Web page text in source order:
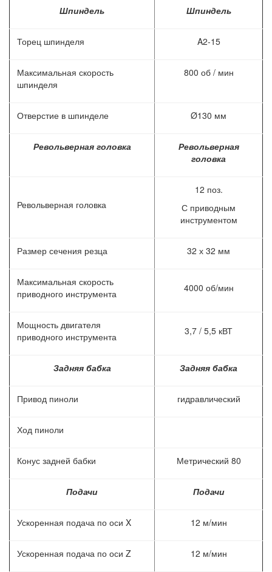
Шпиндель Шпиндель
Торец шпинделя A2-15
Максимальная скорость
шпинделя
800 об / мин
Отверстие в шпинделе Ø130 мм
Револьверная головка
Револьверная
головка
Револьверная головка
12 поз.
С приводным
инструментом
Размер сечения резца 32 х 32 мм
Максимальная скорость
приводного инструмента
4000 об/мин
Мощность двигателя
приводного инструмента
3,7 / 5,5 кВТ
Задняя бабка Задняя бабка
Привод пиноли гидравлический
Ход пиноли
Конус задней бабки Метрический 80
Подачи Подачи
Ускоренная подача по оси X 12 м/мин
Ускоренная подача по оси Z 12 м/мин